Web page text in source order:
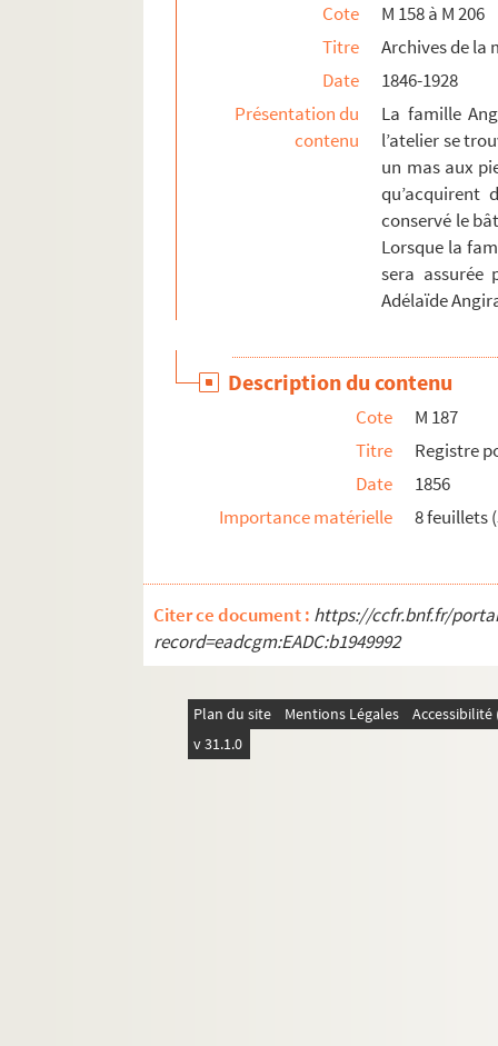
Cote
M 158 à M 206
Titre
Archives de la
Date
1846-1928
Présentation du
contenu
La famille
l’atelier se
un mas aux
qu’acquirent
conservé le
Lorsque la
sera assurée
Adélaïde
Description du contenu
Cote
M 187
Titre
Registre
Date
1856
Importance matérielle
8 feuillets
Citer ce document : https://ccfr.bnf.fr/
record=eadcgm:EADC:b1949992
Plan du site Mentions Légales
v 31.1.0